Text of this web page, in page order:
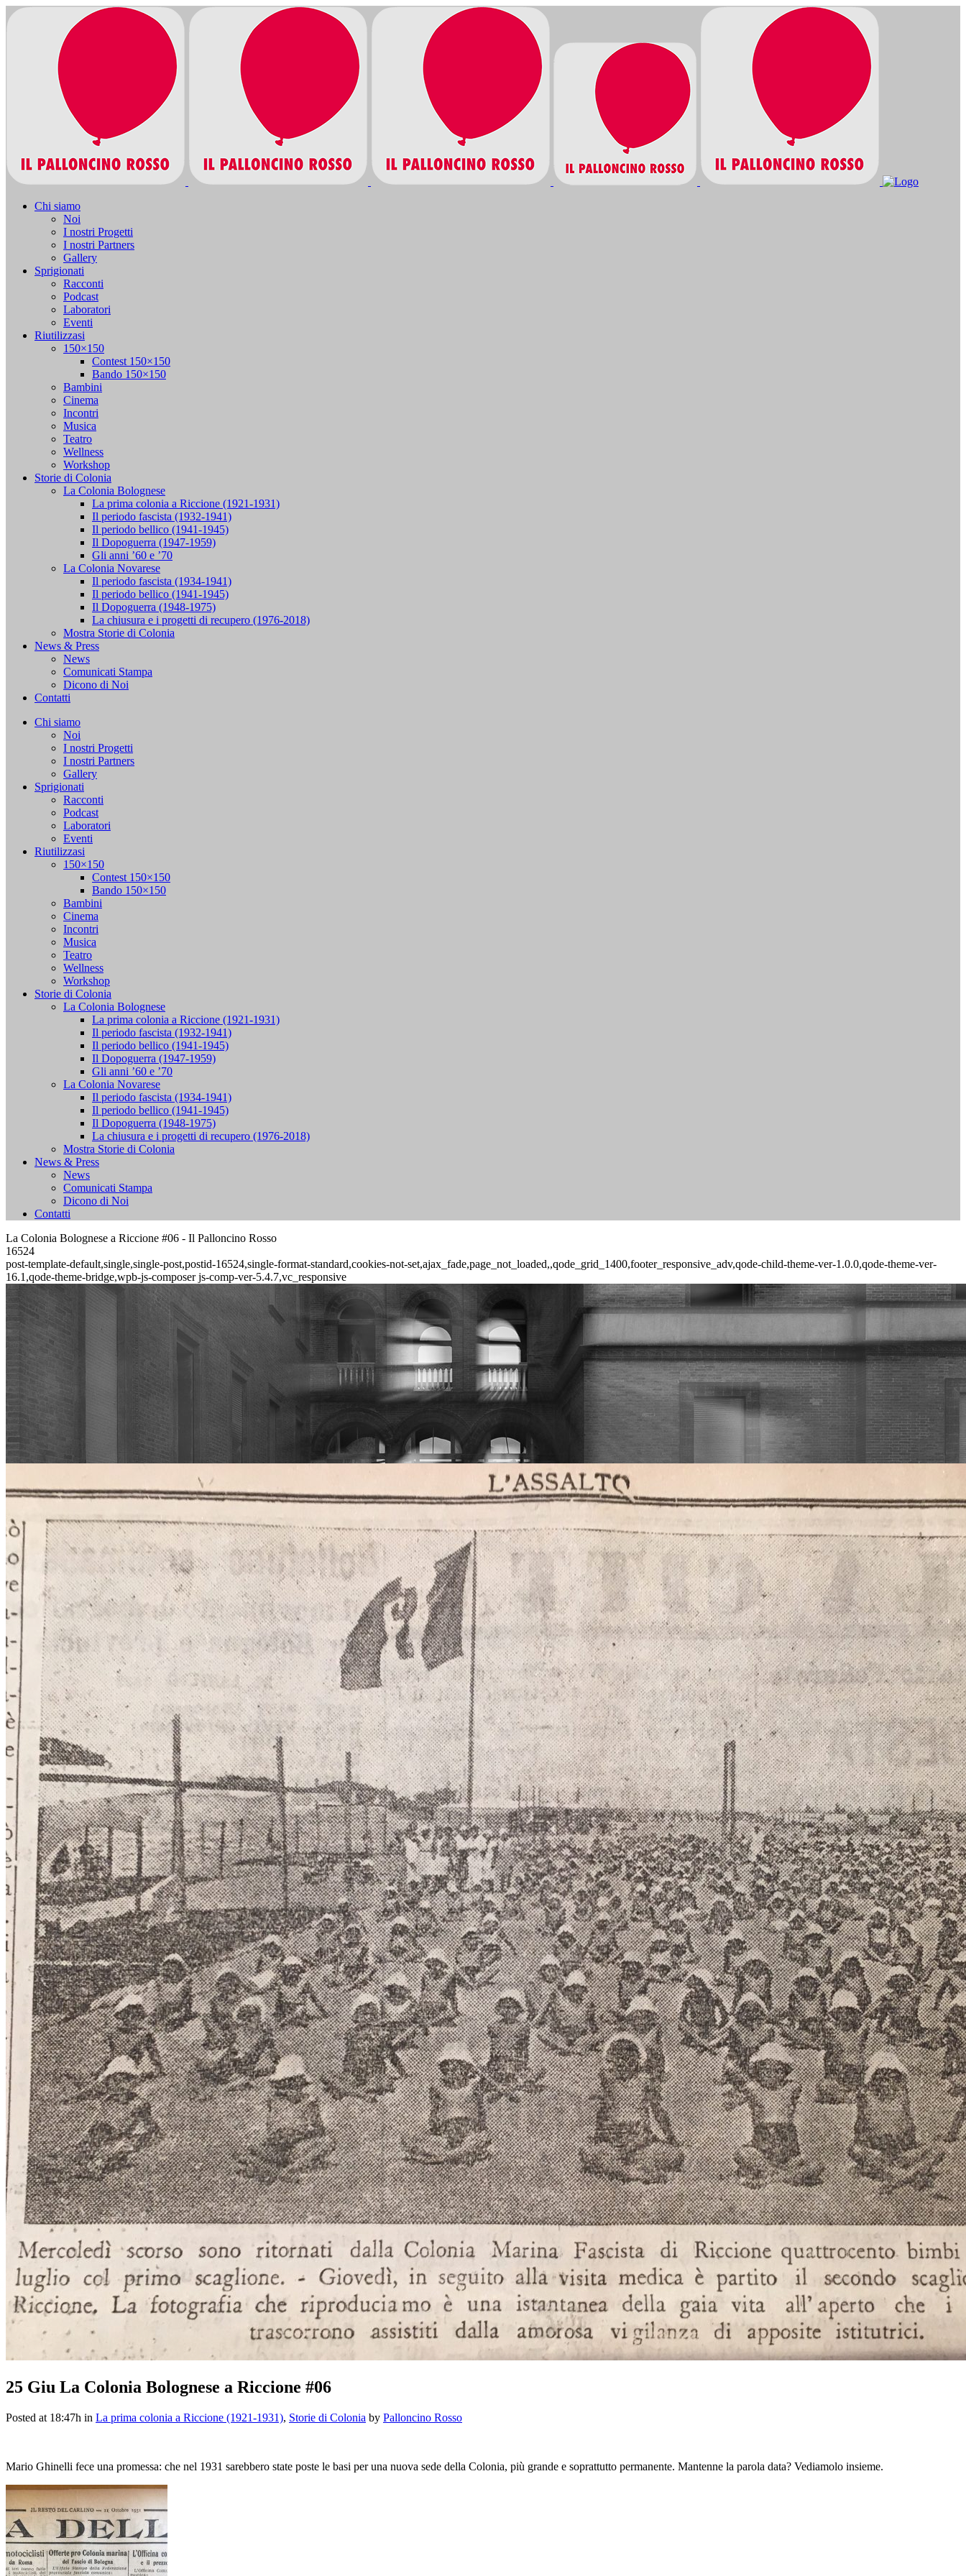
Chi siamo
Noi
I nostri Progetti
I nostri Partners
Gallery
Sprigionati
Racconti
Podcast
Laboratori
Eventi
Riutilizzasi
150×150
Contest 150×150
Bando 150×150
Bambini
Cinema
Incontri
Musica
Teatro
Wellness
Workshop
Storie di Colonia
La Colonia Bolognese
La prima colonia a Riccione (1921-1931)
Il periodo fascista (1932-1941)
Il periodo bellico (1941-1945)
Il Dopoguerra (1947-1959)
Gli anni ’60 e ’70
La Colonia Novarese
Il periodo fascista (1934-1941)
Il periodo bellico (1941-1945)
Il Dopoguerra (1948-1975)
La chiusura e i progetti di recupero (1976-2018)
Mostra Storie di Colonia
News & Press
News
Comunicati Stampa
Dicono di Noi
Contatti
Chi siamo
Noi
I nostri Progetti
I nostri Partners
Gallery
Sprigionati
Racconti
Podcast
Laboratori
Eventi
Riutilizzasi
150×150
Contest 150×150
Bando 150×150
Bambini
Cinema
Incontri
Musica
Teatro
Wellness
Workshop
Storie di Colonia
La Colonia Bolognese
La prima colonia a Riccione (1921-1931)
Il periodo fascista (1932-1941)
Il periodo bellico (1941-1945)
Il Dopoguerra (1947-1959)
Gli anni ’60 e ’70
La Colonia Novarese
Il periodo fascista (1934-1941)
Il periodo bellico (1941-1945)
Il Dopoguerra (1948-1975)
La chiusura e i progetti di recupero (1976-2018)
Mostra Storie di Colonia
News & Press
News
Comunicati Stampa
Dicono di Noi
Contatti
La Colonia Bolognese a Riccione #06 - Il Palloncino Rosso
16524
post-template-default,single,single-post,postid-16524,single-format-standard,cookies-not-set,ajax_fade,page_not_loaded,,qode_grid_1400,footer_responsive_adv,qode-child-theme-ver-1.0.0,qode-theme-ver-
16.1,qode-theme-bridge,wpb-js-composer js-comp-ver-5.4.7,vc_responsive
La Colonia Bolognese a Riccione #06
25 Giu La Colonia Bolognese a Riccione #06
Posted at 18:47h in La prima colonia a Riccione (1921-1931), Storie di Colonia by Palloncino Rosso
Mario Ghinelli fece una promessa: che nel 1931 sarebbero state poste le basi per una nuova sede della Colonia, più grande e soprattutto permanente. Mantenne la parola data? Vediamolo insieme.